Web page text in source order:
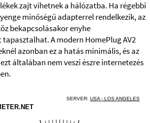
zajt vihetnek a hálózatba. Ha régebbi
minőségű adapterrel rendelkezik, az
bekapcsolásakor enyhe
tapasztalhat. A modern HomePlug AV2
azonban ez a hatás minimális, és az
általában nem veszi észre internetezés